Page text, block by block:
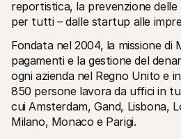
reportistica, la prevenzione
per tutti – dalle startup alle
Fondata nel 2004, la missione di
pagamenti e la gestione del
ogni azienda nel Regno Unito e
850 persone lavora da uffici in
cui Amsterdam, Gand, Lisbona,
Milano, Monaco e Parigi.